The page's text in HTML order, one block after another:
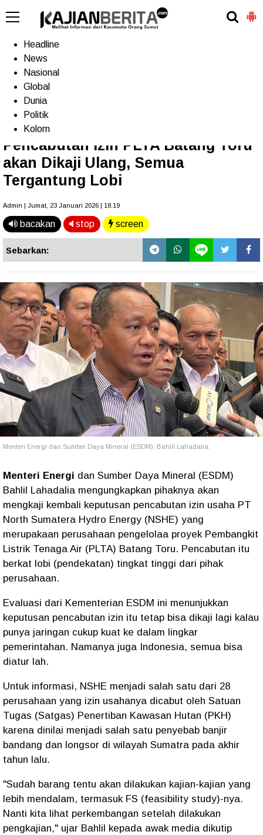
Home
Headline
News
Nasional
Global
Dunia
Politik
Kolom
Terkini
Pencabutan Izin PLTA Batang Toru
akan Dikaji Ulang, Semua
Tergantung Lobi
Admin | Jumat, 23 Januari 2026 | 18.19
bacakan stop screen
Sebarkan:
Menteri Energi dan Sumber Daya Mineral (ESDM), Bahlil Lahadalia.
Menteri Energi dan Sumber Daya Mineral (ESDM)
Bahlil Lahadalia mengungkapkan pihaknya akan
mengkaji kembali keputusan pencabutan izin usaha PT
North Sumatera Hydro Energy (NSHE) yang
merupakaan perusahaan pengelolaa proyek Pembangkit
Listrik Tenaga Air (PLTA) Batang Toru. Pencabutan itu
berkat lobi (pendekatan) tingkat tinggi dari pihak
perusahaan.
Evaluasi dari Kementerian ESDM ini menunjukkan
keputusan pencabutan izin itu tetap bisa dikaji lagi kalau
punya jaringan cukup kuat ke dalam lingkar
pemerintahan. Namanya juga Indonesia, semua bisa
diatur lah.
Untuk informasi, NSHE menjadi salah satu dari 28
perusahaan yang izin usahanya dicabut oleh Satuan
Tugas (Satgas) Penertiban Kawasan Hutan (PKH)
karena dinilai menjadi salah satu penyebab banjir
bandang dan longsor di wilayah Sumatra pada akhir
tahun lalu.
"Sudah barang tentu akan dilakukan kajian-kajian yang
lebih mendalam, termasuk FS (feasibility study)-nya.
Nanti kita lihat perkembangan setelah dilakukan
pengkajian," ujar Bahlil kepada awak media dikutip